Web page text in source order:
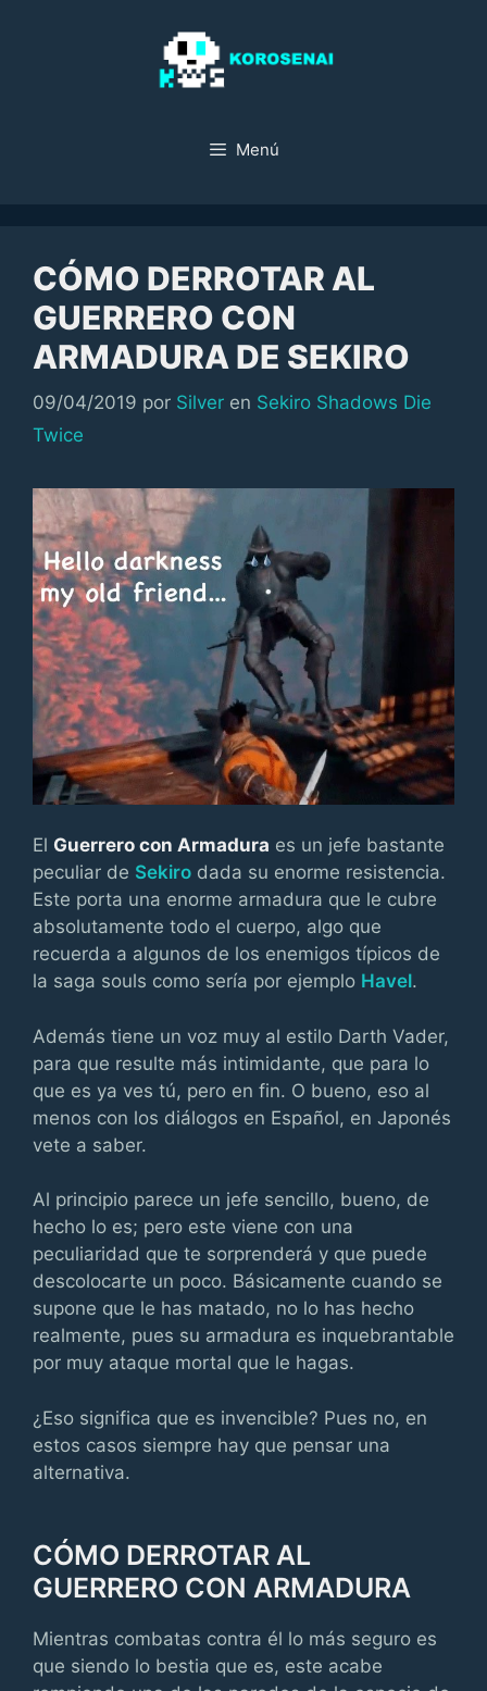
Menú
CÓMO DERROTAR AL
GUERRERO CON
ARMADURA DE SEKIRO
09/04/2019 por Silver en Categorías
Sekiro Shadows Die
Twice
El Guerrero con Armadura es un jefe bastante
peculiar de Sekiro dada su enorme resistencia.
Este porta una enorme armadura que le cubre
absolutamente todo el cuerpo, algo que
recuerda a algunos de los enemigos típicos de
la saga souls como sería por ejemplo Havel.
Además tiene un voz muy al estilo Darth Vader,
para que resulte más intimidante, que para lo
que es ya ves tú, pero en fin. O bueno, eso al
menos con los diálogos en Español, en Japonés
vete a saber.
Al principio parece un jefe sencillo, bueno, de
hecho lo es; pero este viene con una
peculiaridad que te sorprenderá y que puede
descolocarte un poco. Básicamente cuando se
supone que le has matado, no lo has hecho
realmente, pues su armadura es inquebrantable
por muy ataque mortal que le hagas.
¿Eso significa que es invencible? Pues no, en
estos casos siempre hay que pensar una
alternativa.
CÓMO DERROTAR AL
GUERRERO CON ARMADURA
Mientras combatas contra él lo más seguro es
que siendo lo bestia que es, este acabe